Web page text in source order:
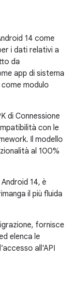
14 come
i dati relativi a
da
app di sistema
modulo
di Connessione
con le
Il modello
al 100%
14, è
il più fluida
fornisce
elenca le
all'API